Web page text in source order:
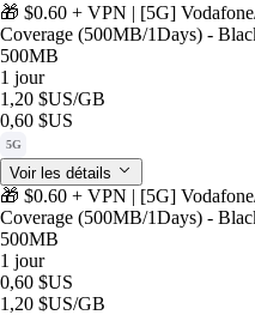
🎁 $0.60 + VPN | [5G]
Coverage (500MB/1Days) -
500MB
1 jour
1,20 $US/GB
0,60 $US
5G
Voir les détails
🎁 $0.60 + VPN | [5G]
Coverage (500MB/1Days) -
500MB
1 jour
0,60 $US
1,20 $US/GB